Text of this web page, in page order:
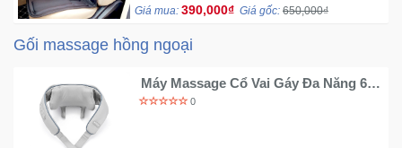
căng cơ trong một ngày đi lại nhiều...
Giá mua: 390,000₫ Giá gốc: 650,000₫
Gối massage hồng ngoại
Máy Massage Cổ Vai Gáy Đa Năng 6D
HJ-818 0